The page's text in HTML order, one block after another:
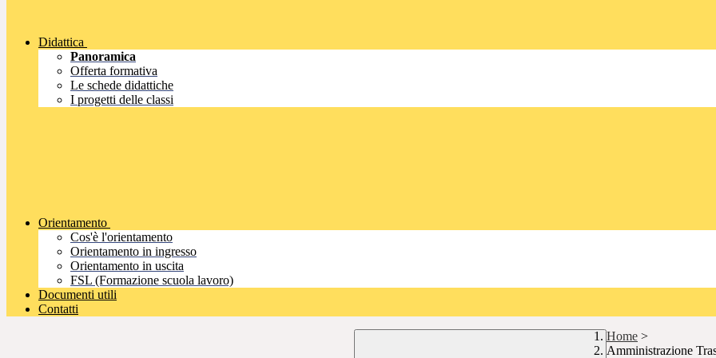
Didattica
Panoramica
Offerta formativa
Le schede didattiche
I progetti delle classi
Orientamento
Cos'è l'orientamento
Orientamento in ingresso
Orientamento in uscita
FSL (Formazione scuola lavoro)
Documenti utili
Contatti
Home >
Amministrazione